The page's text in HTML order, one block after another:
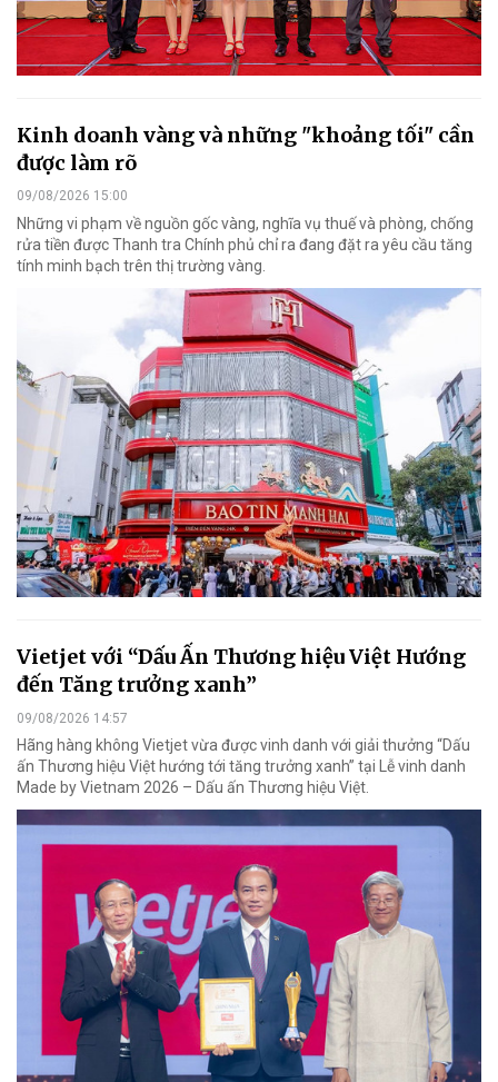
Kinh doanh vàng và những "khoảng tối" cần
được làm rõ
09/08/2026 15:00
Những vi phạm về nguồn gốc vàng, nghĩa vụ thuế và phòng, chống
rửa tiền được Thanh tra Chính phủ chỉ ra đang đặt ra yêu cầu tăng
tính minh bạch trên thị trường vàng.
Vietjet với “Dấu Ấn Thương hiệu Việt Hướng
đến Tăng trưởng xanh”
09/08/2026 14:57
Hãng hàng không Vietjet vừa được vinh danh với giải thưởng “Dấu
ấn Thương hiệu Việt hướng tới tăng trưởng xanh” tại Lễ vinh danh
Made by Vietnam 2026 – Dấu ấn Thương hiệu Việt.